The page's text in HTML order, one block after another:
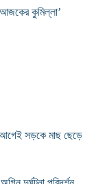
আজকের কুমিল্লা’
আগেই সড়কে মাছ ছেড়ে